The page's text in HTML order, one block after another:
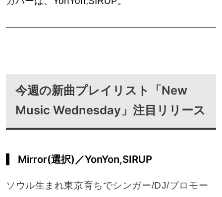
今週の新曲プレイリスト「New
Music Wednesday」注目リリース
Mirror(選択)／YonYon,SIRUP
ソウル生まれ東京育ちでシンガー/DJ/プロモー